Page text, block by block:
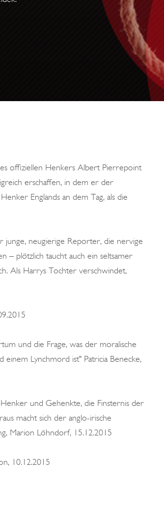
offiziellen Henkers Albert Pierrepoint
erschaffen, in dem er der
Englands an dem Tag, als die
junge, neugierige Reporter, die nervige
– plötzlich taucht auch ein seltsamer
Als Harrys Tochter verschwindet,
und die Frage, was der moralische
Lynchmord ist" Patricia Benecke,
und Gehenkte, die Finsternis der
macht sich der anglo-irische
Marion Löhndorf, 15.12.2015
10.12.2015